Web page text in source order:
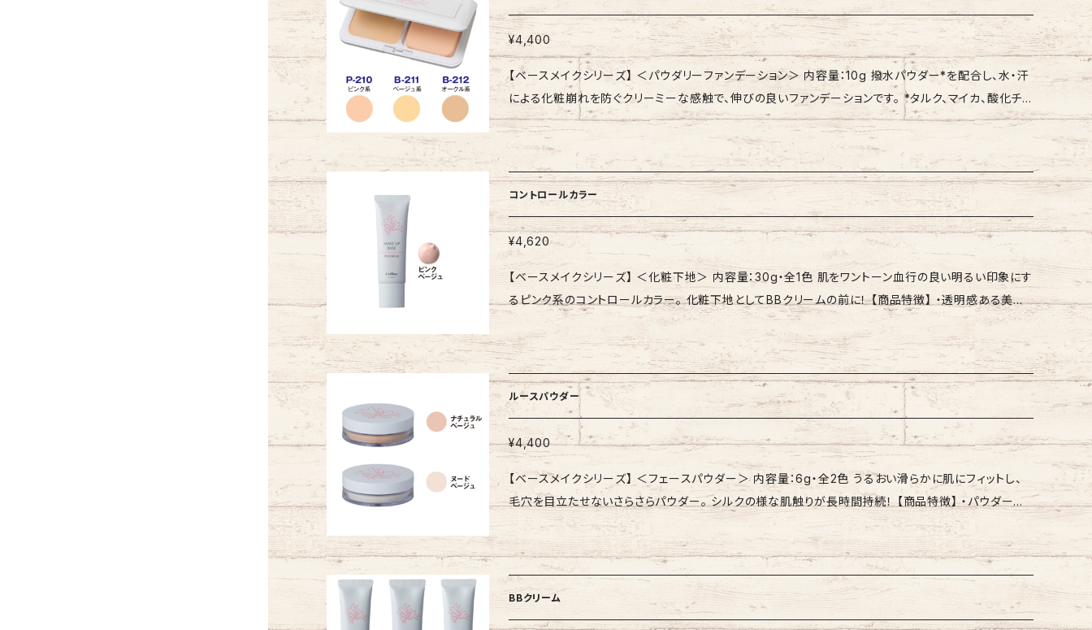
よく洗い流してください。 【全成分表示】 オリーブ油、パルミチン酸エチルヘキシル、トリ(カプリル酸/
カプリン酸)グリセリル、テトラオレイン酸ソルベス-30、メドウフォーム油、マカデミアナッツ油、ポリソル
ベート80、水、デカマカデミアナッツ脂肪酸ポリグリセリル-10、ニンジン根エキス、アロエベラ葉エキス、
ナットウガム、トコフェロール、ベルガモット果実油、ダイズ油、BG、フェノキシエタノール、エタノール、P
G、塩化Na
¥4,400
【ベースメイクシリーズ】 ＜パウダリーファンデーション＞ 内容量：10g 撥水パウダー*を配合し、水・汗
による化粧崩れを防ぐクリーミーな感触で、伸びの良いファンデーションです。 *タルク、マイカ、酸化チタ
ン、硫酸Ba（ジメチコン処理）、合成金雲母鉄（ハイドロゲンジメチコン処理） 【商品特徴】 ・しっとりとし
たパウダーで伸びの良いパウダーファンデーションです。 ・6つの植物由来成分*の保湿剤を配合し美肌
をサポートします。 （*シャクヤク根エキス、ソメイヨシノ葉エキス、モモ種子エキス、ユキノシタエキス、セ
イヨウノコギリソウエキス、ガゴメエキス（褐藻エキス）） ・タール系色素・アルコール・鉱物油・香料不使
用で、お肌に優しい4つのフリー処方。 【専用別売り品】（価格は全て税込です） ・コンパクトケース ￥1,
100（ホワイト・ブラック共にセット可能です） ・パフ ￥330 【ご使用方法】 日焼け止めや化粧下地等
で肌を整えます。スポンジに適量をとり、顔の中心から外側に向けて軽くのばします。小鼻の周りはてい
ねいになじませてください。 【全成分表示】 タルク、合成金雲母鉄、ジメチコン、メタクリル酸メチルク
ロスポリマー、窒化ホウ素、（HDI／PPG／ポリカプロラクトン）クロスポリマー、メトキシケイヒ酸エチル
ヘキシル、スクワラン、ダイマージリノール酸（フィトステリル／イソステアリル／セチル／ステアリル／
ベヘニル）、シリカ、シャクヤク根エキス、ソメイヨシノ葉エキス、モモ種子エキス、ユキノシタエキス、リン
ゴ酸ジイソステアリル、硫酸Ba、ミリスチン酸イソセチル、デヒドロ酢酸Na、ハイドロゲンジメチコン、ト
コフェロール、水、BG、セイヨウノコギリソウエキス、ガゴメエキス、（＋／－）マイカ、酸化チタン、酸化
鉄、水酸化Al
コントロールカラー
¥4,620
【ベースメイクシリーズ】 ＜化粧下地＞ 内容量：30g・全1色 肌をワントーン血行の良い明るい印象にす
るピンク系のコントロールカラー。 化粧下地としてBBクリームの前に！ 【商品特徴】 ・透明感ある美肌
色に補正し、くすみや影などが気になる場所へ部分使いでメイクのお悩みもカバーできます。 【ご使用
方法】 BBクリームの前に、適量を顔全体又は気になるところへなじませます。 ［美しく仕上げるポイン
ト］ スキンケアで肌を整えた後、適量を目安にとり、少量ずつ重ねづけください。 －部分使いの
場合：化粧下地等で肌全体になじませた後、くすみや影が気になる部分へ伸ばしお使いください。
－BBクリームも合わせてお使いの場合：BBクリームの前にコントロールカラーをおつけください。 【全
成分表示】 水、シクロペンタシロキサン、酸化亜鉛、酸化チタン、グリセリン、イソノナン酸イソトリデシ
ル、タルク、ラウリルPEG-9ポリジメチルシロキシエチルジメチコン、DPG、マカデミア種子油、ステアリン
酸イヌリン、セスキイソステアリン酸ソルビタン、ジメチコン、BG、ステアリン酸、ミリスチン酸、リンゴ果実
エキス、ハマメリス葉エキス、オウゴン根エキス、アボカドエキス、トコフェロール、塩化Na、ジステアルジ
モニウムヘクトライト、水酸化Al、トリエトキシカプリリルシラン、メチルパラベン、酸化鉄、マイカ、アルミ
ナ
ルースパウダー
¥4,400
【ベースメイクシリーズ】 ＜フェースパウダー＞ 内容量：6g・全2色 うるおい滑らかに肌にフィットし、
毛穴を目立たせないさらさらパウダー。 シルクの様な肌触りが長時間持続！ 【商品特徴】 ・パウダーが
肌にとけこむようにフィットし、肌理を滑らかに整えます。 ・細かな粒子が光沢を抑えつつも、自然なツ
ヤ感で透明感を演出し上品なベースメイクへ。 【専用別売り品】（価格は全て税込です） ・パフ ￥550
【ご使用方法】 BBクリームまたはコントロールカラーの後にパフにパウダーを取り、手の甲で量を加
減してからパフを抑えるようにつけます。 （この時にパタパタとはたくようなご使用はお止めください）
【全成分表示】 (ビニルジメチコン/メチコンシルセスキオキサン)クロスポリマー、ラウロイルリシン、
BBクリーム